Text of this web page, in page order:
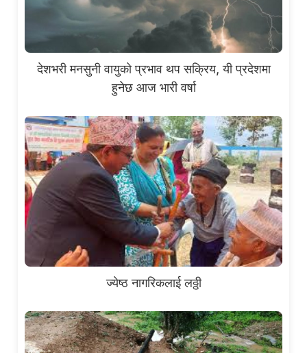
देशभरी मनसुनी वायुको प्रभाव थप सक्रिय, यी प्रदेशमा
हुनेछ आज भारी वर्षा
ज्येष्ठ नागरिकलाई लठ्ठी